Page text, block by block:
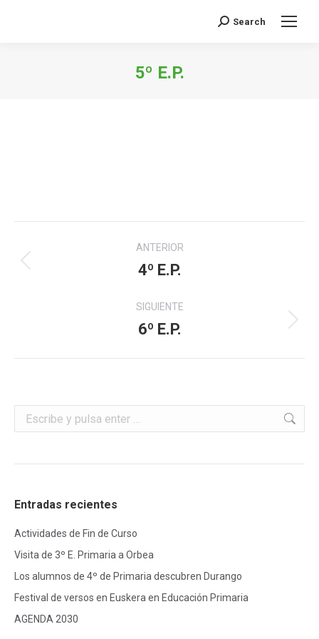
Buscar:
Search
5º E.P.
Navegación
entre
ANTERIOR
Álbum
4º E.P.
SIGUIENTE
Álbum
6º E.P.
Buscar:
Entradas recientes
Actividades de Fin de Curso
Visita de 3º E. Primaria a Orbea
Los alumnos de 4º de Primaria descubren Durango
Festival de versos en Euskera en Educación Primaria
AGENDA 2030